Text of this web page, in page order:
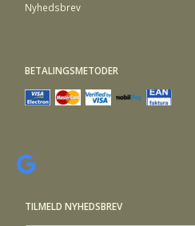
Nyhedsbrev
BETALINGSMETODER
TILMELD NYHEDSBREV